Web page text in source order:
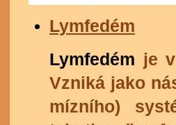
Lymfedém
Lymfedém je
Vzniká jako
mízního)